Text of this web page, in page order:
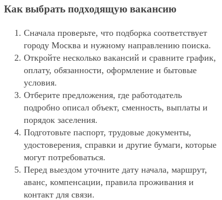
Как выбрать подходящую вакансию
Сначала проверьте, что подборка соответствует
городу Москва и нужному направлению поиска.
Откройте несколько вакансий и сравните график,
оплату, обязанности, оформление и бытовые
условия.
Отберите предложения, где работодатель
подробно описал объект, сменность, выплаты и
порядок заселения.
Подготовьте паспорт, трудовые документы,
удостоверения, справки и другие бумаги, которые
могут потребоваться.
Перед выездом уточните дату начала, маршрут,
аванс, компенсации, правила проживания и
контакт для связи.